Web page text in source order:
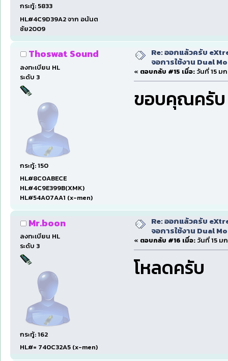
กระทู้: 5833
HL#4C9D39A2 จาก อนันต
ชัย2009
Thoswat Sound
ลงทะเบียน HL
ระดับ 3
กระทู้: 150
HL#8C0ABECE
HL#4C9E399B(XMK)
HL#54A07AA1 (x-men)
Re: ออกแล้วครับ
จอการใช้งาน Dual
« ตอบกลับ #15 เมื่อ: วันที่ 15 ม
ขอบคุณครับ
Mr.boon
ลงทะเบียน HL
ระดับ 3
กระทู้: 162
HL#= 740C32A5 (x-men)
Re: ออกแล้วครับ
จอการใช้งาน Dual
« ตอบกลับ #16 เมื่อ: วันที่ 15 ม
โหลดครับ